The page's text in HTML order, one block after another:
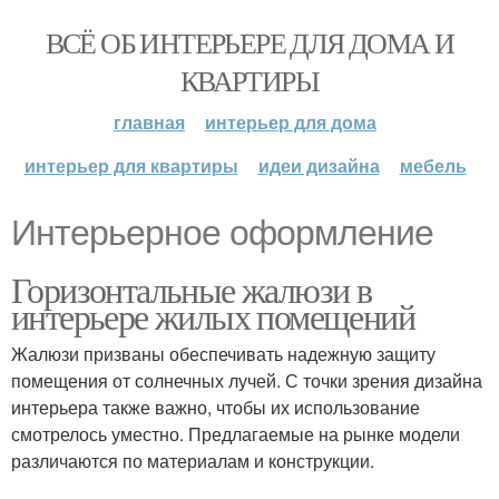
ВСЁ ОБ ИНТЕРЬЕРЕ ДЛЯ ДОМА И
КВАРТИРЫ
главная
интерьер для дома
интерьер для квартиры
идеи дизайна мебель
Интерьерное оформление
Горизонтальные жалюзи в
интерьере жилых помещений
Жалюзи призваны обеспечивать надежную защиту
помещения от солнечных лучей. С точки зрения дизайна
интерьера также важно, чтобы их использование
смотрелось уместно. Предлагаемые на рынке модели
различаются по материалам и конструкции.